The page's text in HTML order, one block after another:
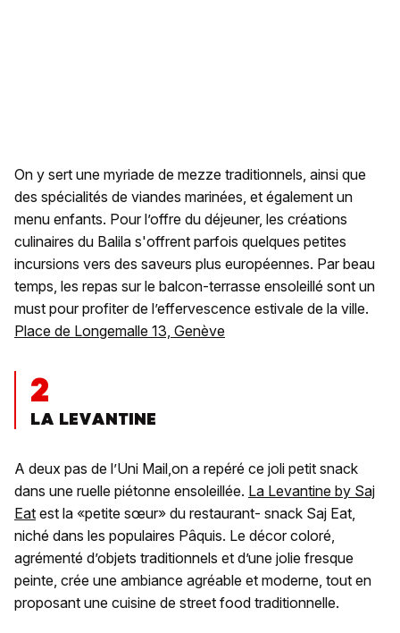
On y sert une myriade de mezze traditionnels, ainsi que
des spécialités de viandes marinées, et également un
menu enfants. Pour l’offre du déjeuner, les créations
culinaires du Balila s'offrent parfois quelques petites
incursions vers des saveurs plus européennes. Par beau
temps, les repas sur le balcon-terrasse ensoleillé sont un
must pour profiter de l’effervescence estivale de la ville.
Place de Longemalle 13, Genève
2
LA LEVANTINE
A deux pas de l’Uni Mail,on a repéré ce joli petit snack
dans une ruelle piétonne ensoleillée. La Levantine by Saj
Eat est la «petite sœur» du restaurant- snack Saj Eat,
niché dans les populaires Pâquis. Le décor coloré,
agrémenté d’objets traditionnels et d’une jolie fresque
peinte, crée une ambiance agréable et moderne, tout en
proposant une cuisine de street food traditionnelle.